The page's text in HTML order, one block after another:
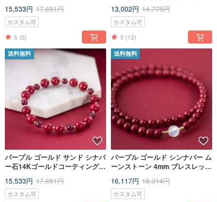
15,533円 17,651円
カスタム可
5 (5)
新年ギフト
13,002円 14,775円
カスタム可
5 (12)
送料無料
パープル ゴールド サンド シナバ
ー石14Kゴールドコーティング
15,533円 17,651円
カスタム可
送料無料
パープル ゴールド シンナバー ム
ーンストーン 4mm ブレスレット
トランスファー ブレスレットを
タイ スイの新年ギフトに
16,117円 18,314円
カスタム可